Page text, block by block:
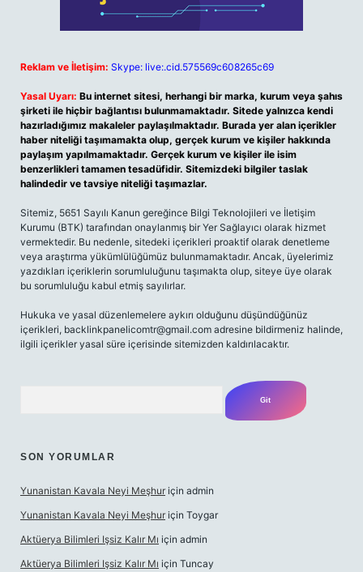
Reklam ve İletişim: Skype: live:.cid.575569c608265c69
Yasal Uyarı: Bu internet sitesi, herhangi bir marka, kurum veya şahıs
şirketi ile hiçbir bağlantısı bulunmamaktadır. Sitede yalnızca kendi
hazırladığımız makaleler paylaşılmaktadır. Burada yer alan içerikler
haber niteliği taşımamakta olup, gerçek kurum ve kişiler hakkında
paylaşım yapılmamaktadır. Gerçek kurum ve kişiler ile isim
benzerlikleri tamamen tesadüfidir. Sitemizdeki bilgiler taslak
halindedir ve tavsiye niteliği taşımazlar.
Sitemiz, 5651 Sayılı Kanun gereğince Bilgi Teknolojileri ve İletişim
Kurumu (BTK) tarafından onaylanmış bir Yer Sağlayıcı olarak hizmet
vermektedir. Bu nedenle, sitedeki içerikleri proaktif olarak denetleme
veya araştırma yükümlülüğümüz bulunmamaktadır. Ancak, üyelerimiz
yazdıkları içeriklerin sorumluluğunu taşımakta olup, siteye üye olarak
bu sorumluluğu kabul etmiş sayılırlar.
Hukuka ve yasal düzenlemelere aykırı olduğunu düşündüğünüz
içerikleri, backlinkpanelicomtr@gmail.com adresine bildirmeniz halinde,
ilgili içerikler yasal süre içerisinde sitemizden kaldırılacaktır.
SON YORUMLAR
Yunanistan Kavala Neyi Meşhur için admin
Yunanistan Kavala Neyi Meşhur için Toygar
Aktüerya Bilimleri Işsiz Kalır Mı için admin
Aktüerya Bilimleri Işsiz Kalır Mı için Tuncay